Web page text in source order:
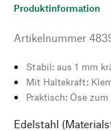
Produktinformation
Artikelnummer
Stabil: aus 1 mm
Mit Haltekraft:
Praktisch: Öse
Edelstahl